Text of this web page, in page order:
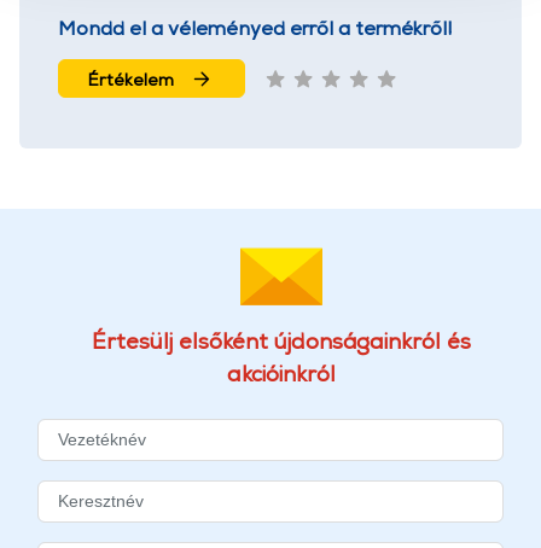
További információk:ÁSZFés Adatvédelem
Mondd el a véleményed erről a termékről!
Értékelem
Értesülj elsőként újdonságainkról és
akcióinkról